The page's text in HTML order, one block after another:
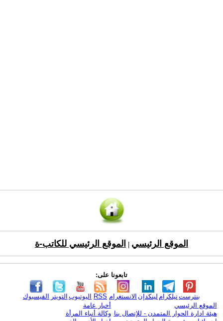
الموقع الرئيسي الموقع الرئيسي للكاتب-ة
تابعونا على:
الفيسبوك التويتر اليوتيوب RSS الانستغرام لينكدإن تيلكرامبنترست
الموقع الرئيسي
هيئة ادارة الحوار المتمدن - للإتصال بنا
أخبار عامة
وكالة أنباء المرأة